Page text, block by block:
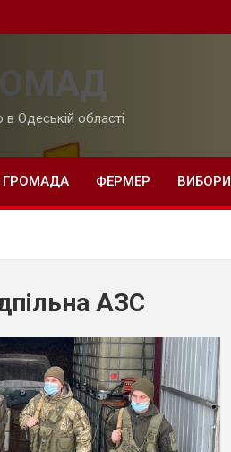
Одеській області
ГРОМАДА ФЕРМЕР ВИБОРИ
АЗС